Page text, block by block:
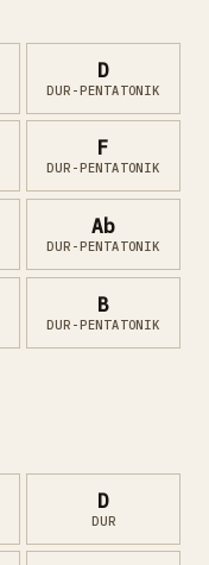
D
DUR-PENTATONIK
F
DUR-PENTATONIK
Ab
DUR-PENTATONIK
B
DUR-PENTATONIK
D
DUR